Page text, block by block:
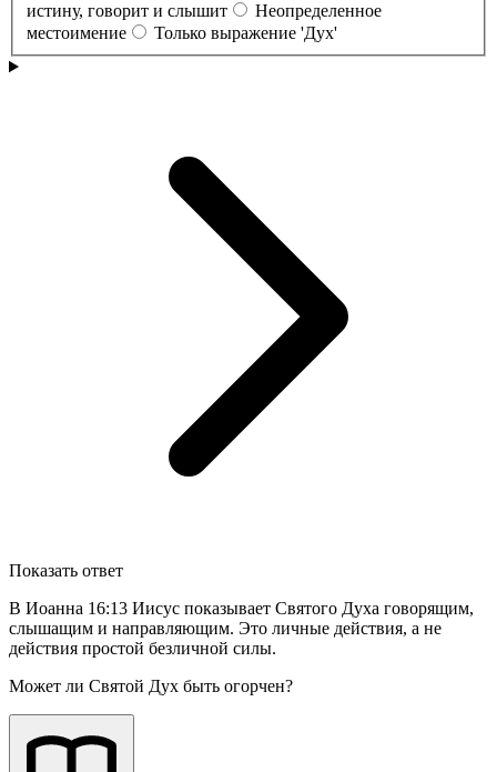
истину, говорит и слышит
Неопределенное
местоимение
Только выражение 'Дух'
Показать ответ
В Иоанна 16:13 Иисус показывает Святого Духа говорящим,
слышащим и направляющим. Это личные действия, а не
действия простой безличной силы.
Может ли Святой Дух быть огорчен?